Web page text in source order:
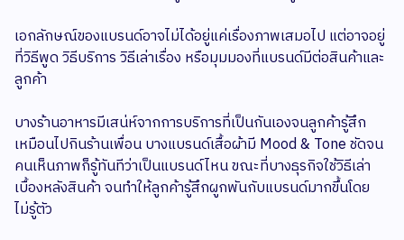
เอกลักษณ์ของแบรนด์อาจไม่ได้อยู่แค่เรื่องภาพเสมอไป แต่อาจอยู่
ที่วิธีพูด วิธีบริการ วิธีเล่าเรื่อง หรือมุมมองที่แบรนด์มีต่อสินค้าและ
ลูกค้า
บางร้านอาหารมีเสน่ห์จากการบริการที่เป็นกันเองจนลูกค้ารู้สึก
เหมือนไปกินร้านเพื่อน บางแบรนด์เสื้อผ้ามี Mood & Tone ชัดจน
คนเห็นภาพก็รู้ทันทีว่าเป็นแบรนด์ไหน ขณะที่บางธุรกิจใช้วิธีเล่า
เบื้องหลังสินค้า จนทำให้ลูกค้ารู้สึกผูกพันกับแบรนด์มากขึ้นโดย
ไม่รู้ตัว